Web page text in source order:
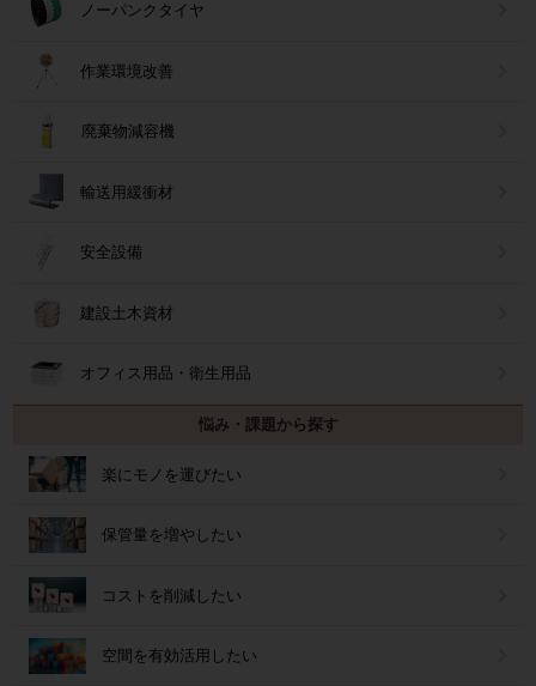
ノーパンクタイヤ
作業環境改善
廃棄物減容機
輸送用緩衝材
安全設備
建設土木資材
オフィス用品・衛生用品
悩み・課題から探す
楽にモノを運びたい
保管量を増やしたい
コストを削減したい
空間を有効活用したい